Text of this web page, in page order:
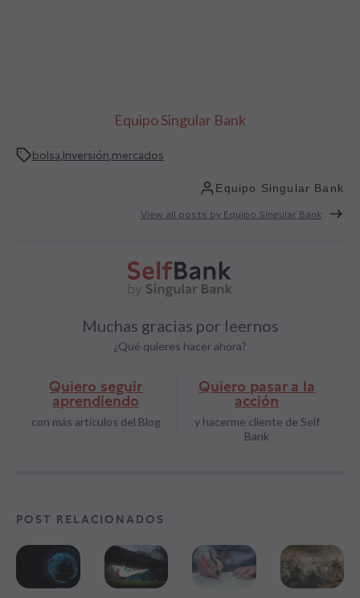
Equipo Singular Bank
bolsa Inversión mercados
Equipo Singular Bank
View all posts by Equipo Singular Bank
Muchas gracias por leernos
¿Qué quieres hacer ahora?
Quiero seguir
aprendiendo
con más artículos del Blog
Quiero pasar a la
acción
y hacerme cliente de Self
Bank
POST RELACIONADOS